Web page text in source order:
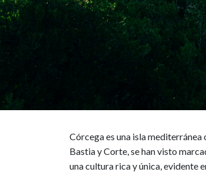
Córcega es una isla
Bastia y Corte, se han visto
una cultura rica y única, evidente